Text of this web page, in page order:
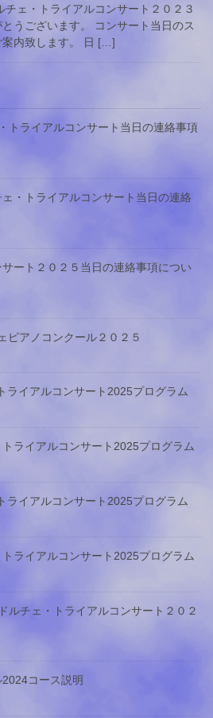
ェ・トライアルコンサート２０２３
うございます。 コンサート当日のス
案内致します。 日 […]
トライアルコンサート当日の連絡事項
・トライアルコンサート当日の連絡
ート２０２５当日の連絡事項につい
ピアノコンクール２０２５
ライアルコンサート2025プログラム
ライアルコンサート2025プログラム
ライアルコンサート2025プログラム
ライアルコンサート2025プログラム
チェ・トライアルコンサート２０２
コース説明